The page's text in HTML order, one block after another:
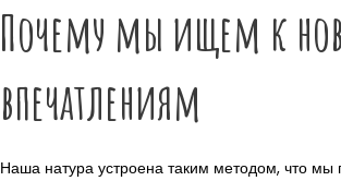
Почему мы ищем к
впечатлениям
Наша натура устроена таким методом, что мы